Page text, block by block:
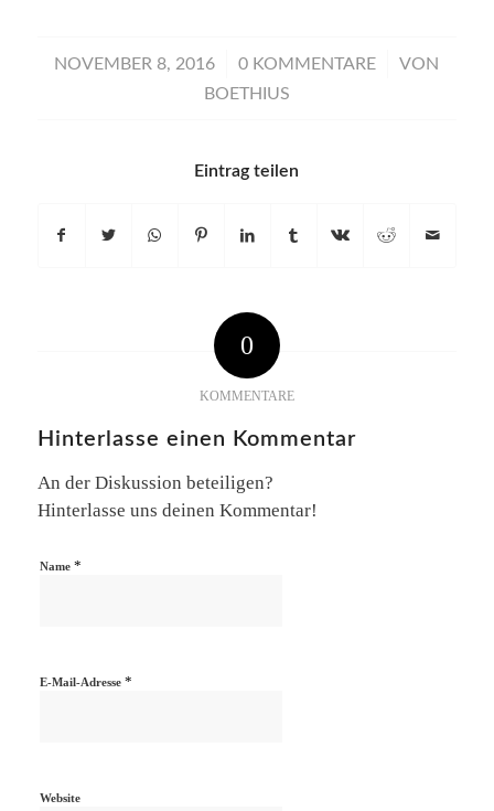
NOVEMBER 8, 2016
/ 0 KOMMENTARE
/
VON
BOETHIUS
Eintrag teilen
0
KOMMENTARE
Hinterlasse einen Kommentar
An der Diskussion beteiligen?
Hinterlasse uns deinen Kommentar!
Name *
E-Mail-Adresse *
Website